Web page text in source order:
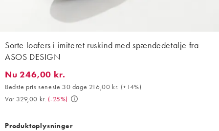
Sorte loafers i imiteret ruskind med spændedetalje fra
ASOS DESIGN
Nu 246,00 kr.. Bedste pris seneste 30 dage 216,00 kr. (+14%).
Nu 246,00 kr.
Bedste pris seneste 30 dage 216,00 kr. (+14%)
Var 329,00 kr. (-25%)
Produktoplysninger